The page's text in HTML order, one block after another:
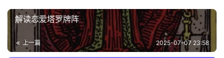
解读恋爱塔罗牌阵
上一篇 2025-07-07 23:58